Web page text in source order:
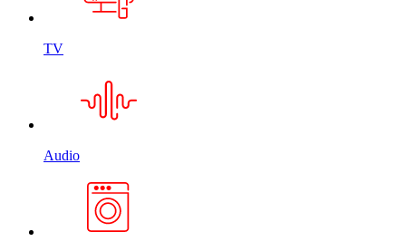
TV
Audio